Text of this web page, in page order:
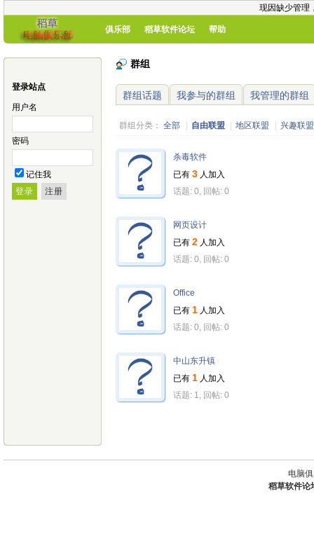
现因缺少管理
俱乐部 稻草软件论坛 帮助
登录站点
用户名
密码
记住我
群组
群组话题 我参与的群组 我管理的群组
群组分类： 全部 自由联盟 地区联盟 兴趣联盟
杀毒软件
已有 3 人加入
话题: 0, 回帖: 0
网页设计
已有 2 人加入
话题: 0, 回帖: 0
Office
已有 1 人加入
话题: 0, 回帖: 0
中山东升镇
已有 1 人加入
话题: 1, 回帖: 0
电脑
稻草软件论